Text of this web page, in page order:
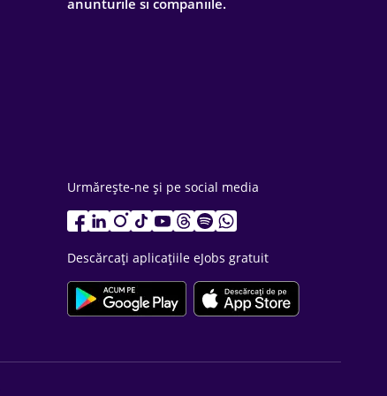
anunturile si companiile.
Urmărește-ne și pe social media
Descărcați aplicațiile eJobs gratuit